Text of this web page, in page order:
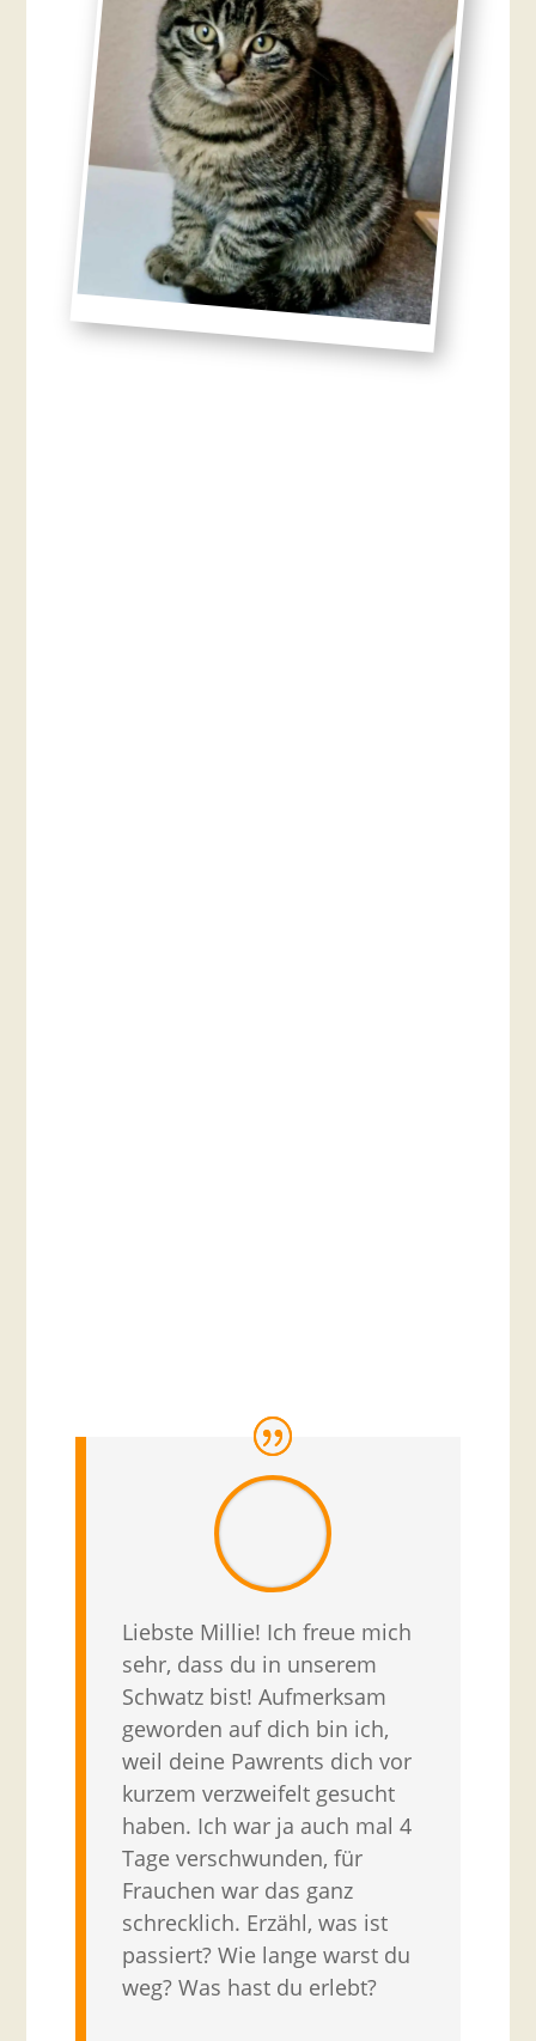
Liebste Millie! Ich freue mich
sehr, dass du in unserem
Schwatz bist! Aufmerksam
geworden auf dich bin ich,
weil deine Pawrents dich vor
kurzem verzweifelt gesucht
haben. Ich war ja auch mal 4
Tage verschwunden, für
Frauchen war das ganz
schrecklich. Erzähl, was ist
passiert? Wie lange warst du
weg? Was hast du erlebt?